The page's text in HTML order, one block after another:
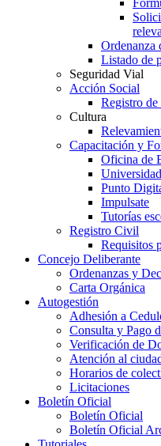
Ordenanza
Listado de
Seguridad Vial
Acción Social
Registro
Cultura
Capacitación y
Oficina de
Punto
Impulsate
Tutorías
Registro Civil
Requisitos
Concejo Deliberante
Ordenanzas y
Carta Orgánica
Autogestión
Adhesión a
Consulta y Pago
Verificación de
Atención al
Horarios de
Licitaciones
Boletín Oficial
Boletín Oficial
Boletín Oficial